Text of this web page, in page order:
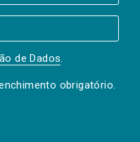
de Dados.
obrigatório.